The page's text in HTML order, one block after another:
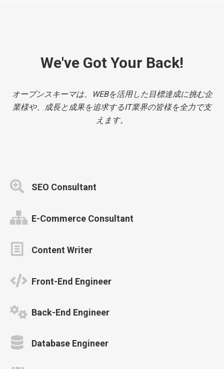
We've Got Your Back!
オープンスキーマは、WEBを活用した目標達成に挑む企
業様や、成長と成果を追求するIT業界の皆様を全力で支
えます。
SEO Consultant
E-Commerce Consultant
Content Writer
Front-End Engineer
Back-End Engineer
Database Engineer